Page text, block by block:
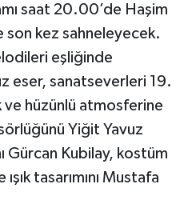
saat 20.00’de Haşim
son kez sahneleyecek.
eşliğinde
eser, sanatseverleri 19.
ve hüzünlü atmosferine
Yiğit Yavuz
Gürcan Kubilay, kostüm
ışık tasarımını Mustafa